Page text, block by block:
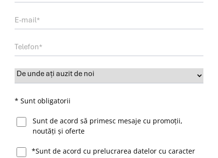
* Sunt obligatorii
Sunt de acord să primesc mesaje cu promoții,
noutăți și oferte
*Sunt de acord cu prelucrarea datelor cu caracter